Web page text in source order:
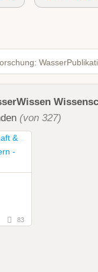
(von 327)
83